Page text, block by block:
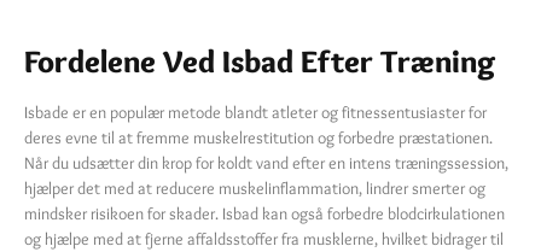
Fordelene Ved Isbad Efter Træning
Isbade er en populær metode blandt atleter og fitnessentusiaster for
deres evne til at fremme muskelrestitution og forbedre præstationen.
Når du udsætter din krop for koldt vand efter en intens træningssession,
hjælper det med at reducere muskelinflammation, lindrer smerter og
mindsker risikoen for skader. Isbad kan også forbedre blodcirkulationen
og hjælpe med at fjerne affaldsstoffer fra musklerne, hvilket bidrager til